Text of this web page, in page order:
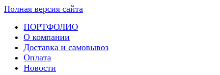
Полная версия сайта
ПОРТФОЛИО
О компании
Доставка и самовывоз
Оплата
Новости